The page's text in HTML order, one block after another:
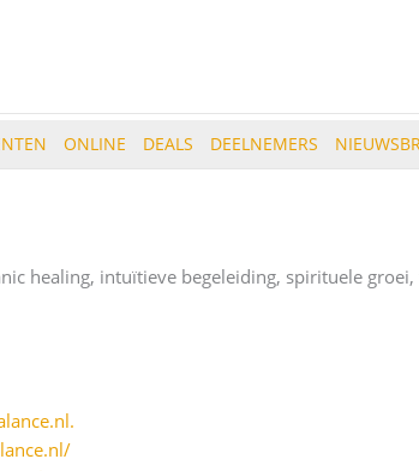
ONLINE DEALS DEELNEMERS
healing, intuïtieve begeleiding, spirituele